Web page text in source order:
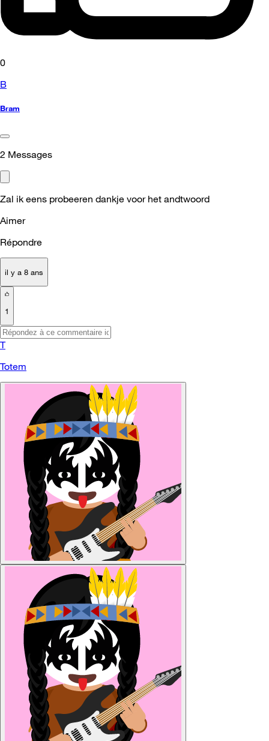
0
B
Bram
2 Messages
Zal ik eens probeeren dankje voor het andtwoord
Aimer
Répondre
il y a 8 ans
1
T
Totem